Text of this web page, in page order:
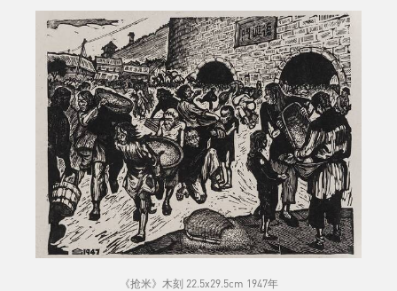
《抢米》木刻 22.5x29.5cm 1947年